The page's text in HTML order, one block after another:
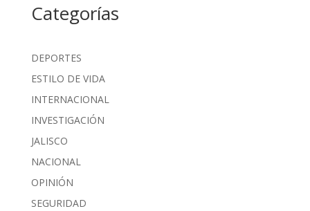
Categorías
DEPORTES
ESTILO DE VIDA
INTERNACIONAL
INVESTIGACIÓN
JALISCO
NACIONAL
OPINIÓN
SEGURIDAD